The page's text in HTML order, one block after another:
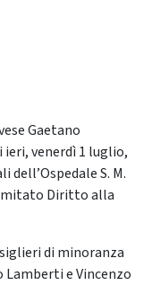
Gaetano
venerdì 1 luglio,
S. M.
Diritto alla
di minoranza
Lamberti e Vincenzo